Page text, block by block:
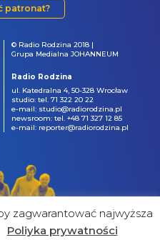
patronat?
© Radio Rodzina 2018 |
Grupa Medialna JOHANNEUM
Radio Rodzina
ul. Katedralna 4, 50-328 Wrocław
studio: tel. 71 322 20 22
e-mail: studio@radiorodzina.pl
newsroom: tel. +48 71 327 12 85
e-mail: reporter@radiorodzina.pl
zagwarantować najwyższa
Poliyka prywatności